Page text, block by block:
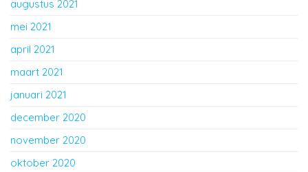
augustus 2021
mei 2021
april 2021
maart 2021
januari 2021
december 2020
november 2020
oktober 2020